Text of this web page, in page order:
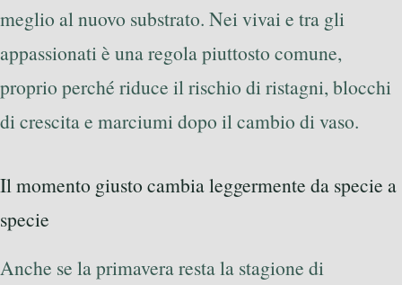
meglio al nuovo substrato. Nei vivai e tra gli
appassionati è una regola piuttosto comune,
proprio perché riduce il rischio di ristagni, blocchi
di crescita e marciumi dopo il cambio di vaso.
Il momento giusto cambia leggermente da specie a
specie
Anche se la primavera resta la stagione di